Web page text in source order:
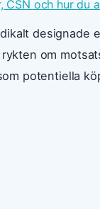
CSN och hur du
om
potentiella